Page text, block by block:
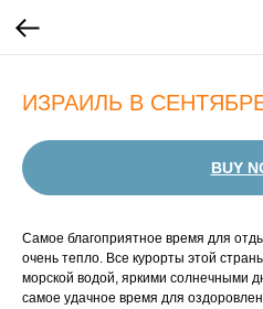
ИЗРАИЛЬ В
BUY
Самое благоприятное время для
очень тепло. Все курорты этой
морской водой, яркими солнечными
самое удачное время для